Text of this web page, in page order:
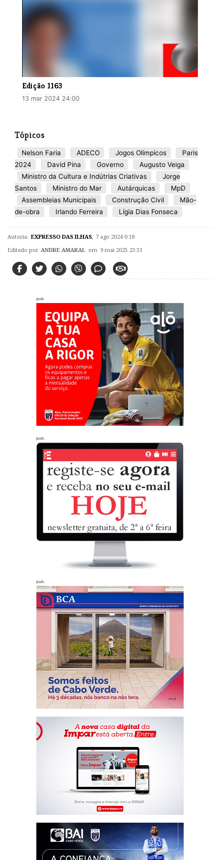
Edição 1163
13 mar 2024 24:00
Tópicos
Nelson Faria ADECO Jogos Olímpicos
Paris
2024
David Pina Governo
Augusto Veiga
Ministro da Cultura e Indútrias Criativas
Jorge
Santos
Ministro do Mar Autárquicas
MpD
Assembleias Municipais
Construção Civil
Mão-
de-obra
Irlando Ferreira Lígia Dias Fonseca
Autoria: EXPRESSO DAS ILHAS 7 ago 2024 0:18
Editado por ANDRE AMARAL em 9 mai 2025 23:31
pub
pub.
pub.